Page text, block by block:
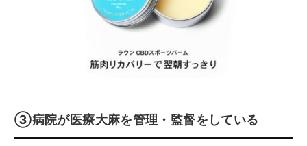
③病院が医療大麻を管理・監督をしている